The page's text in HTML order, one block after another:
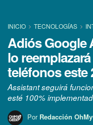
INICIO TECNOLOGÍ­AS
Adiós Google
lo
teléfonos este
Assistant seguirá
esté 100%
Por Redacción